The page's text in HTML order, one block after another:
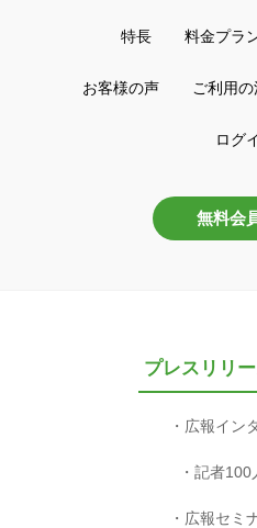
特長 料金プラ
お客様の声 ご利用
ログ
無料会
プレスリリ
広報イン
記者100
広報セミ